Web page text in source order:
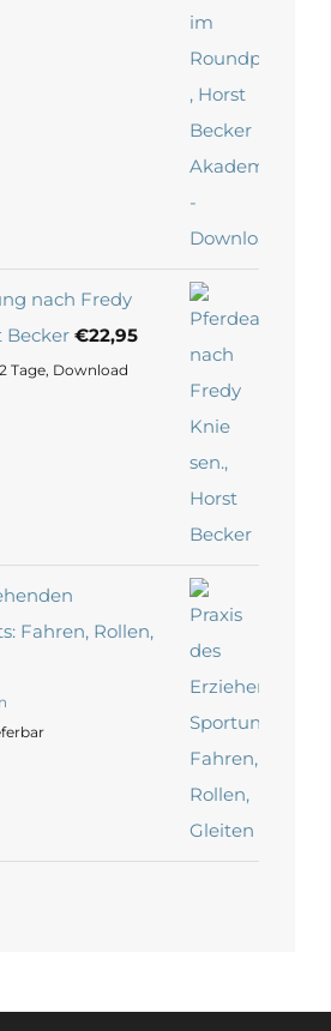
nach Fredy
Becker €22,95
Tage, Download
Fahren, Rollen,